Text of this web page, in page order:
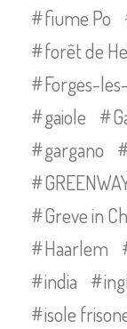
fiume Po
forêt de
Forges-
gaiole
gargano
Greve in
Haarlem
india
isole